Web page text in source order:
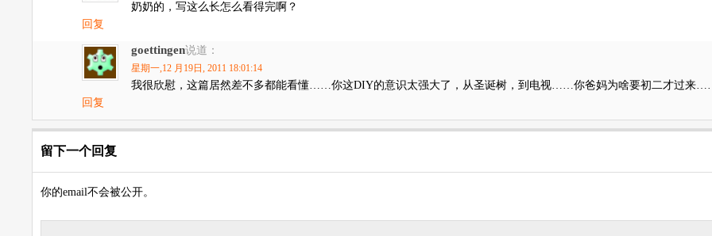
奶奶的，写这么长怎么看得完啊？
回复
goettingen说道：
星期一,12 月19日, 2011 18:01:14
我很欣慰，这篇居然差不多都能看懂……你这DIY的意识太强大了，从圣诞树，到电视……你爸妈为啥要初二才过来
回复
留下一个回复
你的email不会被公开。